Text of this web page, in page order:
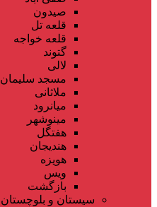
صیدون
قلعه تل
قلعه خواجه
گتوند
لالی
مسجد سلیمان
ملاثانی
میانرود
مینوشهر
هفتگل
هندیجان
هویزه
ویس
بازگشت
سیستان و بلوچستان